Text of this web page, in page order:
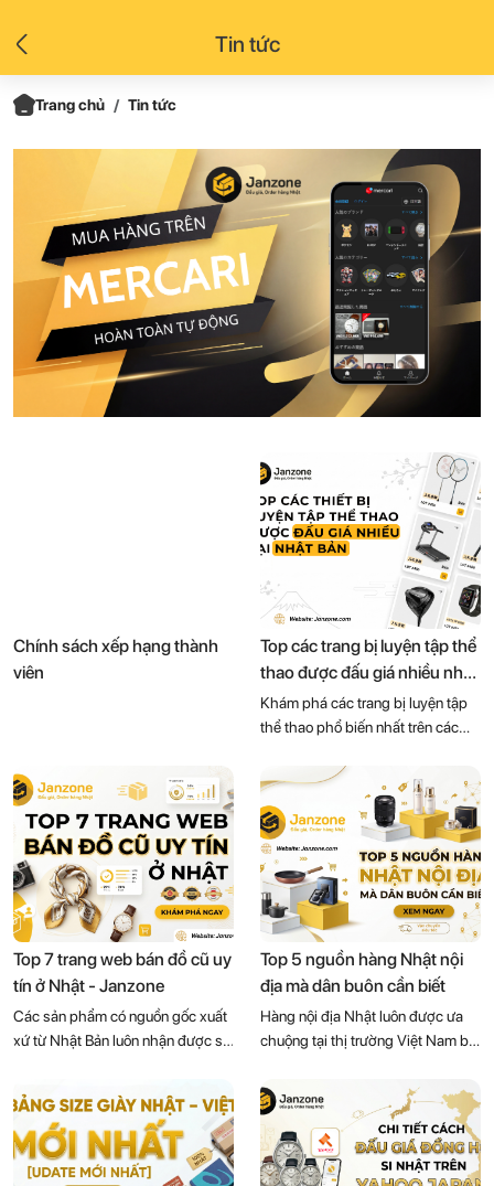
Tin tức
Trang chủ Tin tức
Chính sách xếp hạng thành
viên
Top các trang bị luyện tập thể
thao được đấu giá nhiều nhất
tại Nhật Bản – Cơ hội săn
hàng chất lượng với giá tốt!
Khám phá các trang bị luyện tập
thể thao phổ biến nhất trên các
gậy golf, máy chạy bộ, đồng hồ
thể thao,... Cùng Janzone mua
hàng nội địa Nhật chính hãng với
giá siêu hời!
Top 7 trang web bán đồ cũ uy
tín ở Nhật - Janzone
Các sản phẩm có nguồn gốc xuất
xứ từ Nhật Bản luôn nhận được sự
nay. Điều gì đã tạo lên sức hút của
những món đồ cũ từ Nhật, nên
mua đồ cũ ở các trang web nào uy
Top 5 nguồn hàng Nhật nội
địa mà dân buôn cần biết
Hàng nội địa Nhật luôn được ưa
chuộng tại thị trường Việt Nam bởi
hiện đại và đa dạng mức giá. Do
vậy, nguồn hàng nội địa Nhật giá
rẻ, chất lượng luôn nhận được
nhiều sự quan tâm từ khách tiêu